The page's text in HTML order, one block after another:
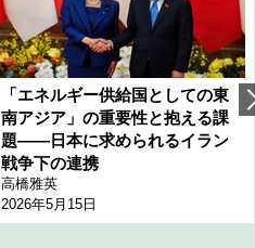
「エネルギー供給国としての東
南アジア」の重要性と抱える課
題――日本に求められるイラン
戦争下の連携
高橋雅英
2026年5月15日